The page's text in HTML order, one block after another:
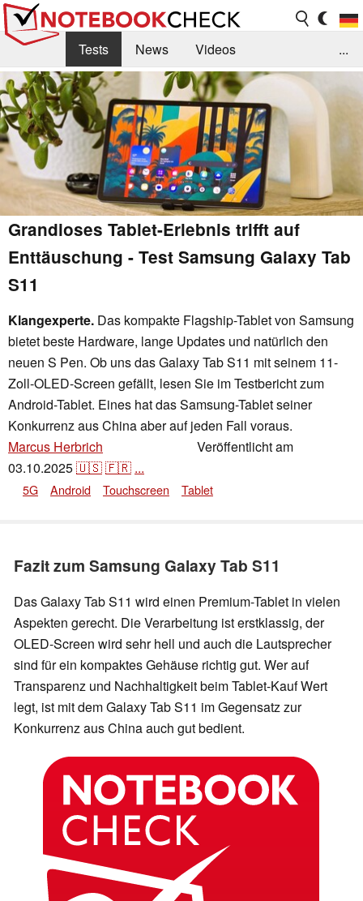
Tests News
Videos
Benchmarks & Tech
Externe Tests
Kaufberatung
Deals Suche
Jobs
Forum
...
Grandioses Tablet-Erlebnis trifft auf
Enttäuschung - Test Samsung Galaxy Tab
S11
Klangexperte. Das kompakte Flagship-Tablet von Samsung
bietet beste Hardware, lange Updates und natürlich den
neuen S Pen. Ob uns das Galaxy Tab S11 mit seinem 11-
Zoll-OLED-Screen gefällt, lesen Sie im Testbericht zum
Android-Tablet. Eines hat das Samsung-Tablet seiner
Konkurrenz aus China aber auf jeden Fall voraus.
Marcus Herbrich
Veröffentlicht am
03.10.2025🇺🇸🇫🇷 ...
5G Android Touchscreen Tablet
Fazit zum Samsung Galaxy Tab S11
Das Galaxy Tab S11 wird einen Premium-Tablet in vielen
Aspekten gerecht. Die Verarbeitung ist erstklassig, der
OLED-Screen wird sehr hell und auch die Lautsprecher
sind für ein kompaktes Gehäuse richtig gut. Wer auf
Transparenz und Nachhaltigkeit beim Tablet-Kauf Wert
legt, ist mit dem Galaxy Tab S11 im Gegensatz zur
Konkurrenz aus China auch gut bedient.